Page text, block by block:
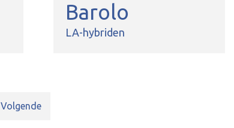
Barolo
LA-hybriden
Volgende